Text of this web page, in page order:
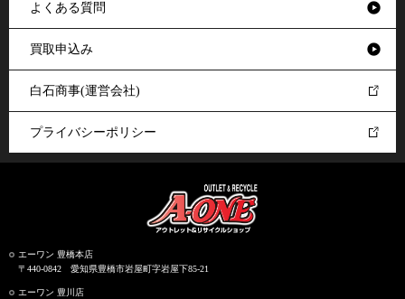
よくある質問
買取申込み
白石商事(運営会社)
プライバシーポリシー
エーワン 豊橋本店
〒440-0842 愛知県豊橋市岩屋町字岩屋下85-21
エーワン 豊川店